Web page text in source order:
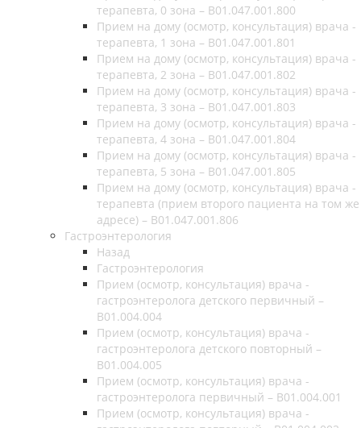
терапевта, 0 зона – В01.047.001.800
Прием на дому (осмотр, консультация) врача -
терапевта, 1 зона – В01.047.001.801
Прием на дому (осмотр, консультация) врача -
терапевта, 2 зона – В01.047.001.802
Прием на дому (осмотр, консультация) врача -
терапевта, 3 зона – В01.047.001.803
Прием на дому (осмотр, консультация) врача -
терапевта, 4 зона – В01.047.001.804
Прием на дому (осмотр, консультация) врача -
терапевта, 5 зона – В01.047.001.805
Прием на дому (осмотр, консультация) врача -
терапевта (прием второго пациента на том же
адресе) – В01.047.001.806
Гастроэнтерология
Назад
Гастроэнтерология
Прием (осмотр, консультация) врача -
гастроэнтеролога детского первичный –
B01.004.004
Прием (осмотр, консультация) врача -
гастроэнтеролога детского повторный –
B01.004.005
Прием (осмотр, консультация) врача -
гастроэнтеролога первичный – B01.004.001
Прием (осмотр, консультация) врача -